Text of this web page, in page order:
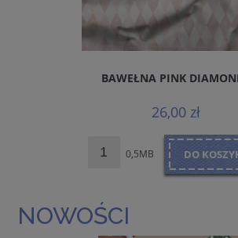
BAWEŁNA PINK
26,00 zł
0,5MB DO
NOWOŚCI